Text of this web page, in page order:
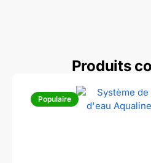
Produits
Populaire